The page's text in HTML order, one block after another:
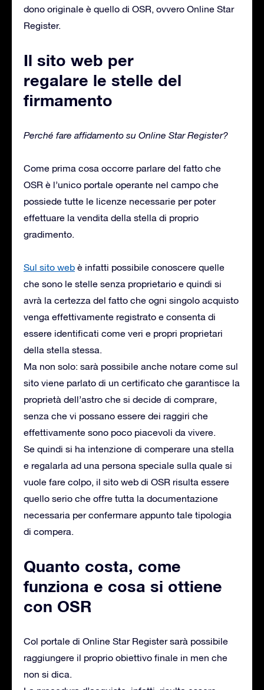
dono originale è quello di OSR, ovvero Online Star
Register.
Il sito web per
regalare le stelle del
firmamento
Perché fare affidamento su Online Star Register?
Come prima cosa occorre parlare del fatto che
OSR è l’unico portale operante nel campo che
possiede tutte le licenze necessarie per poter
effettuare la vendita della stella di proprio
gradimento.
Sul sito web è infatti possibile conoscere quelle
che sono le stelle senza proprietario e quindi si
avrà la certezza del fatto che ogni singolo acquisto
venga effettivamente registrato e consenta di
essere identificati come veri e propri proprietari
della stella stessa.
Ma non solo: sarà possibile anche notare come sul
sito viene parlato di un certificato che garantisce la
proprietà dell’astro che si decide di comprare,
senza che vi possano essere dei raggiri che
effettivamente sono poco piacevoli da vivere.
Se quindi si ha intenzione di comperare una stella
e regalarla ad una persona speciale sulla quale si
vuole fare colpo, il sito web di OSR risulta essere
quello serio che offre tutta la documentazione
necessaria per confermare appunto tale tipologia
di compera.
Quanto costa, come
funziona e cosa si ottiene
con OSR
Col portale di Online Star Register sarà possibile
raggiungere il proprio obiettivo finale in men che
non si dica.